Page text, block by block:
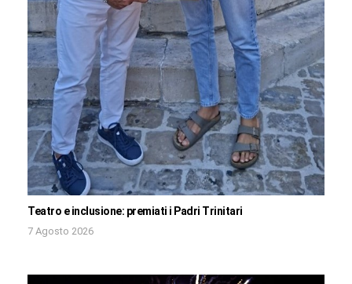
Teatro e inclusione: premiati i Padri Trinitari
7 Agosto 2026